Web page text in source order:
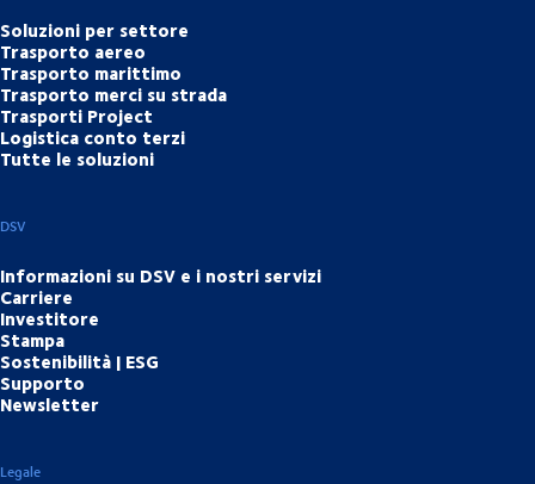
Soluzioni per settore
Trasporto aereo
Trasporto marittimo
Trasporto merci su strada
Trasporti Project
Logistica conto terzi
Tutte le soluzioni
DSV
Informazioni su DSV e i nostri servizi
Carriere
Investitore
Stampa
Sostenibilità | ESG
Supporto
Newsletter
Legale